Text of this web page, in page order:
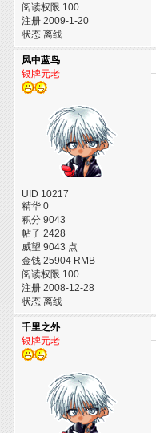
阅读权限 100
注册 2009-1-20
状态 离线
风中蓝鸟
银牌元老
UID 10217
精华 0
积分 9043
帖子 2428
威望 9043 点
金钱 25904 RMB
阅读权限 100
注册 2008-12-28
状态 离线
千里之外
银牌元老